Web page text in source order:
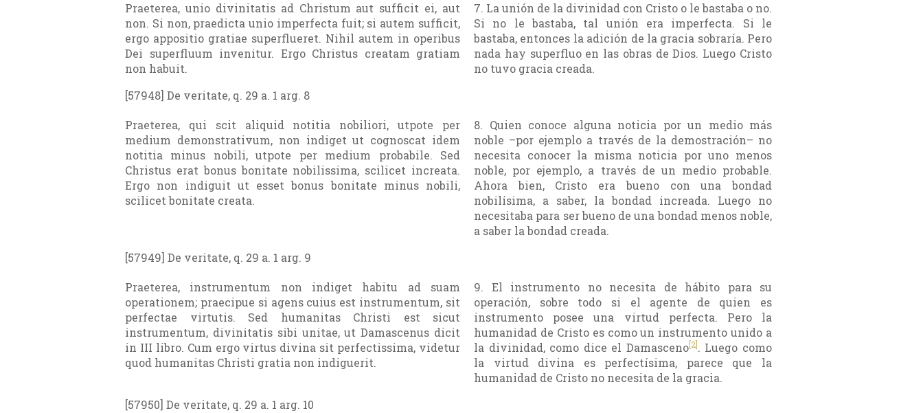
Praeterea, unio divinitatis ad Christum aut sufficit ei, aut
non. Si non, praedicta unio imperfecta fuit; si autem sufficit,
ergo appositio gratiae superflueret. Nihil autem in operibus
Dei superfluum invenitur. Ergo Christus creatam gratiam
non habuit.
7. La unión de la divinidad con Cristo o le bastaba o no.
Si no le bastaba, tal unión era imperfecta. Si le
bastaba, entonces la adición de la gracia sobraría. Pero
nada hay superfluo en las obras de Dios. Luego Cristo
no tuvo gracia creada.
[57948] De veritate, q. 29 a. 1 arg. 8
Praeterea, qui scit aliquid notitia nobiliori, utpote per
medium demonstrativum, non indiget ut cognoscat idem
notitia minus nobili, utpote per medium probabile. Sed
Christus erat bonus bonitate nobilissima, scilicet increata.
Ergo non indiguit ut esset bonus bonitate minus nobili,
scilicet bonitate creata.
8. Quien conoce alguna noticia por un medio más
noble –por ejemplo a través de la demostración– no
necesita conocer la misma noticia por uno menos
noble, por ejemplo, a través de un medio probable.
Ahora bien, Cristo era bueno con una bondad
nobilísima, a saber, la bondad increada. Luego no
necesitaba para ser bueno de una bondad menos noble,
a saber la bondad creada.
[57949] De veritate, q. 29 a. 1 arg. 9
Praeterea, instrumentum non indiget habitu ad suam
operationem; praecipue si agens cuius est instrumentum, sit
perfectae virtutis. Sed humanitas Christi est sicut
instrumentum, divinitatis sibi unitae, ut Damascenus dicit
in III libro. Cum ergo virtus divina sit perfectissima, videtur
quod humanitas Christi gratia non indiguerit.
9. El instrumento no necesita de hábito para su
operación, sobre todo si el agente de quien es
instrumento posee una virtud perfecta. Pero la
humanidad de Cristo es como un instrumento unido a
la divinidad, como dice el Damasceno[2]. Luego como
la virtud divina es perfectísima, parece que la
humanidad de Cristo no necesita de la gracia.
[57950] De veritate, q. 29 a. 1 arg. 10